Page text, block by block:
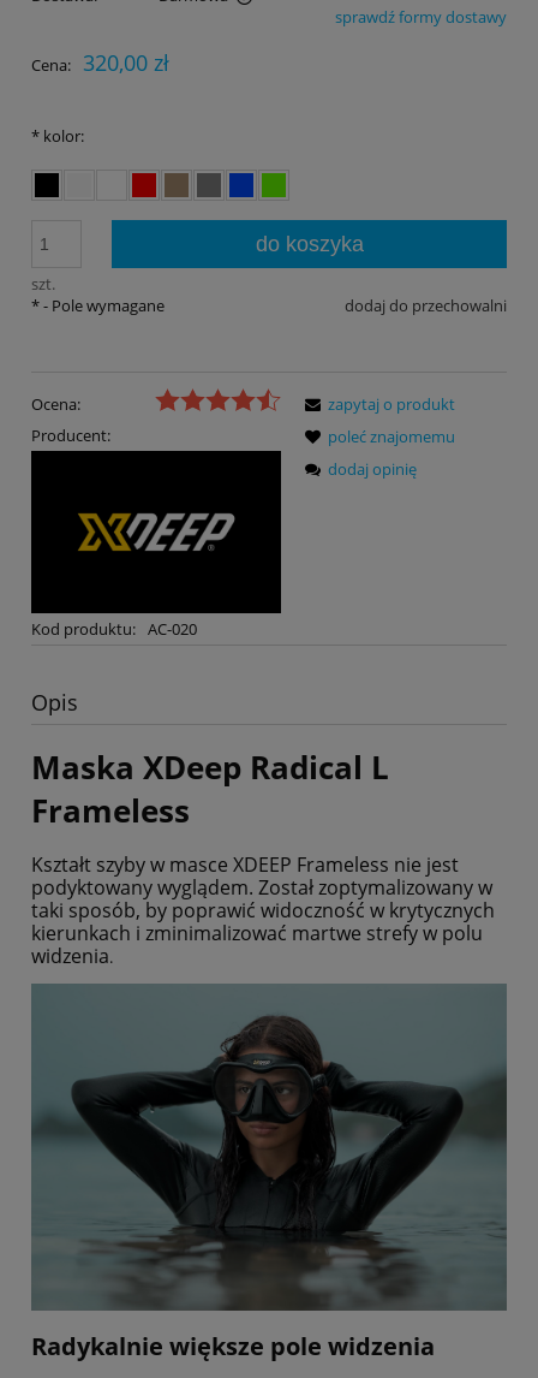
Cena nie zawiera ewentualnych kosztów płatnościsprawdź formy dostawy
Cena: 320,00 zł
* kolor:
szt.
do koszyka
dodaj do przechowalni
*- Pole wymagane
Ocena:
Producent:
Kod produktu: AC-020
zapytaj o produkt
poleć znajomemu
dodaj opinię
Opis
Maska XDeep Radical L
Frameless
Kształt szyby w masce XDEEP Frameless nie jest
podyktowany wyglądem. Został zoptymalizowany w
taki sposób, by poprawić widoczność w krytycznych
kierunkach i zminimalizować martwe strefy w polu
widzenia.
Radykalnie większe pole widzenia